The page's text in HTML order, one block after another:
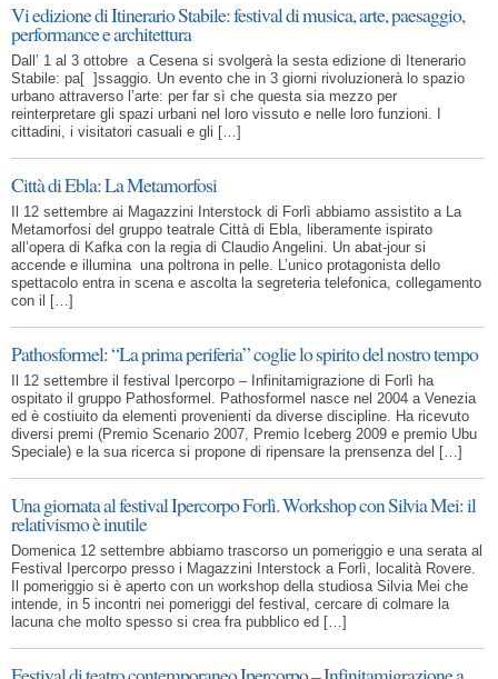
Vi edizione di Itinerario Stabile: festival di musica, arte, paesaggio,
performance e architettura
Dall’ 1 al 3 ottobre a Cesena si svolgerà la sesta edizione di Itenerario
Stabile: pa[ ]ssaggio. Un evento che in 3 giorni rivoluzionerà lo spazio
urbano attraverso l’arte: per far sì che questa sia mezzo per
reinterpretare gli spazi urbani nel loro vissuto e nelle loro funzioni. I
cittadini, i visitatori casuali e gli […]
Città di Ebla: La Metamorfosi
Il 12 settembre ai Magazzini Interstock di Forlì abbiamo assistito a La
Metamorfosi del gruppo teatrale Città di Ebla, liberamente ispirato
all’opera di Kafka con la regia di Claudio Angelini. Un abat-jour si
accende e illumina una poltrona in pelle. L’unico protagonista dello
spettacolo entra in scena e ascolta la segreteria telefonica, collegamento
con il […]
Pathosformel: “La prima periferia” coglie lo spirito del nostro tempo
Il 12 settembre il festival Ipercorpo – Infinitamigrazione di Forlì ha
ospitato il gruppo Pathosformel. Pathosformel nasce nel 2004 a Venezia
ed è costiuito da elementi provenienti da diverse discipline. Ha ricevuto
diversi premi (Premio Scenario 2007, Premio Iceberg 2009 e premio Ubu
Speciale) e la sua ricerca si propone di ripensare la prensenza del […]
Una giornata al festival Ipercorpo Forlì. Workshop con Silvia Mei: il
relativismo è inutile
Domenica 12 settembre abbiamo trascorso un pomeriggio e una serata al
Festival Ipercorpo presso i Magazzini Interstock a Forlì, località Rovere.
Il pomeriggio si è aperto con un workshop della studiosa Silvia Mei che
intende, in 5 incontri nei pomeriggi del festival, cercare di colmare la
lacuna che molto spesso si crea fra pubblico ed […]